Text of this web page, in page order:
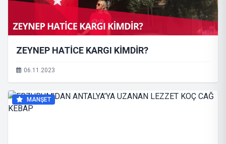
ZEYNEP HATİCE KARGI KİMDİR?
06.11.2023
MANŞET